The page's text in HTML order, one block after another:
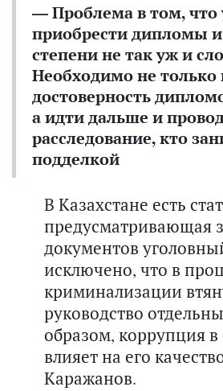
— Проблема в том, что
приобрести дипломы
степени не так уж и
Необходимо не только
достоверность
а идти дальше и
расследование, кто
подделкой
В Казахстане есть
предусматривающая
документов
исключено, что в
криминализации
руководство
образом, коррупция
влияет на его
Каражанов.